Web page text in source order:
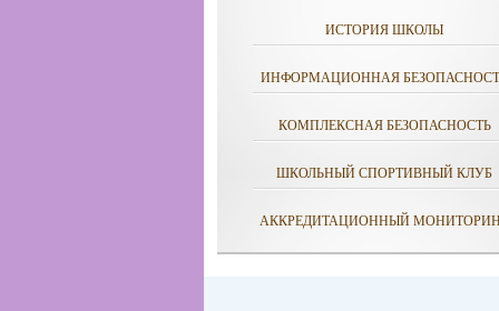
ИСТОРИЯ ШКОЛЫ
ИНФОРМАЦИОННАЯ
КОМПЛЕКСНАЯ БЕЗОПАСНОСТЬ
ШКОЛЬНЫЙ СПОРТИВНЫЙ КЛУБ
АККРЕДИТАЦИОННЫЙ